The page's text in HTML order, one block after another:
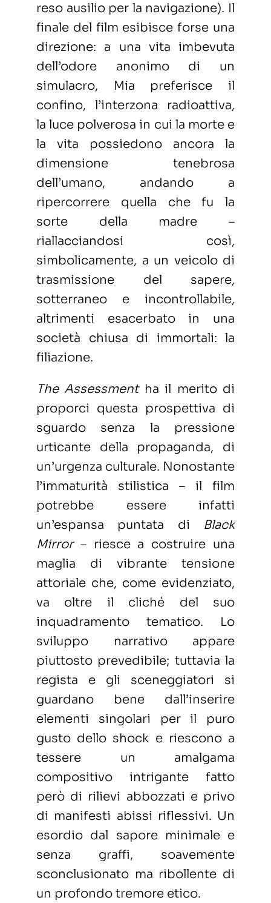
reso ausilio per la navigazione). Il
finale del film esibisce forse una
direzione: a una vita imbevuta
dell’odore anonimo di un
simulacro, Mia preferisce il
confino, l’interzona radioattiva,
la luce polverosa in cui la morte e
la vita possiedono ancora la
dimensione tenebrosa
dell’umano, andando a
ripercorrere quella che fu la
sorte della madre –
riallacciandosi così,
simbolicamente, a un veicolo di
trasmissione del sapere,
sotterraneo e incontrollabile,
altrimenti esacerbato in una
società chiusa di immortali: la
filiazione.
The Assessmentha il merito di
proporci questa prospettiva di
sguardo senza la pressione
urticante della propaganda, di
un’urgenza culturale. Nonostante
l’immaturità stilistica – il film
potrebbe essere infatti
un’espansa puntata di Black
Mirror– riesce a costruire una
maglia di vibrante tensione
attoriale che, come evidenziato,
va oltre il cliché del suo
inquadramento tematico. Lo
sviluppo narrativo appare
piuttosto prevedibile; tuttavia la
regista e gli sceneggiatori si
guardano bene dall’inserire
elementi singolari per il puro
gusto dello shock e riescono a
tessere un amalgama
compositivo intrigante fatto
però di rilievi abbozzati e privo
di manifesti abissi riflessivi. Un
esordio dal sapore minimale e
senza graffi, soavemente
sconclusionato ma ribollente di
un profondo tremore etico.